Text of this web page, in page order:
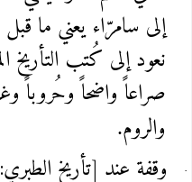
نعود إلى كُتب التأريخ
صراعاً واضحاً وحُروباً
والروم.